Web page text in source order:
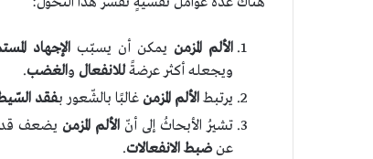
الألم المزمن يمكن أن يسبّب الإجهاد
ويجعله أكثر عرضةًللانفعال والغضب.
يرتبط الألم المزمن غالبًا بالشّعور بـفقد
تشيرُ الأبحاثُ إلى أنّ الألم المزمن يضعف
عنضبط الانفعالات.